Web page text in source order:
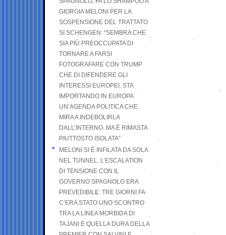
GIORGIA MELONI PER LA
SOSPENSIONE DEL TRATTATO
SI SCHENGEN: “SEMBRA CHE
SIA PIÙ PREOCCUPATA DI
TORNARE A FARSI
FOTOGRAFARE CON TRUMP
CHE DI DIFENDERE GLI
INTERESSI EUROPEI. STA
IMPORTANDO IN EUROPA
UN’AGENDA POLITICA CHE
MIRA A INDEBOLIRLA
DALL’INTERNO. MA È RIMASTA
PIUTTOSTO ISOLATA”
MELONI SI È INFILATA DA SOLA
NEL TUNNEL. L’ESCALATION
DI TENSIONE CON IL
GOVERNO SPAGNOLO ERA
PREVEDIBILE: TRE GIORNI FA
C’ERA STATO UNO SCONTRO
TRA LA LINEA MORBIDA DI
TAJANI E QUELLA DURA DELLA